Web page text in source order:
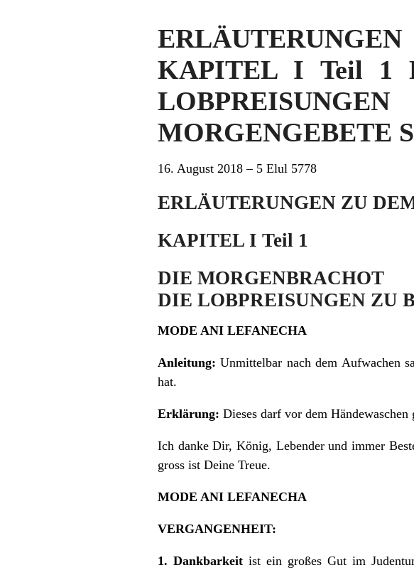
KAPITEL I Teil 1
MORGENGEBETE
16. August 2018 – 5 Elul 5778
ERLÄUTERUNGEN ZU
KAPITEL I Teil 1
DIE MORGENBRACHOT
DIE LOBPREISUNGEN ZU
MODE ANI LEFANECHA
Anleitung: Unmittelbar nach dem Aufwachen
hat.
Erklärung: Dieses darf vor dem
Ich danke Dir, König, Lebender und immer
gross ist Deine Treue.
MODE ANI LEFANECHA
VERGANGENHEIT:
1. Dankbarkeit ist ein großes Gut im